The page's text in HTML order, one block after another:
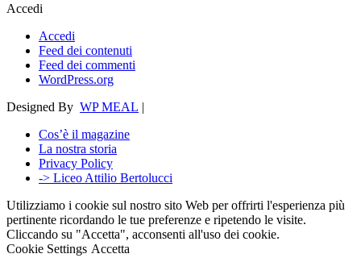
Accedi
Accedi
Feed dei contenuti
Feed dei commenti
WordPress.org
Designed By WP MEAL |
Cos’è il magazine
La nostra storia
Privacy Policy
-> Liceo Attilio Bertolucci
Utilizziamo i cookie sul nostro sito Web per offrirti l'esperienza più
pertinente ricordando le tue preferenze e ripetendo le visite.
Cliccando su "Accetta", acconsenti all'uso dei cookie.
Cookie Settings Accetta